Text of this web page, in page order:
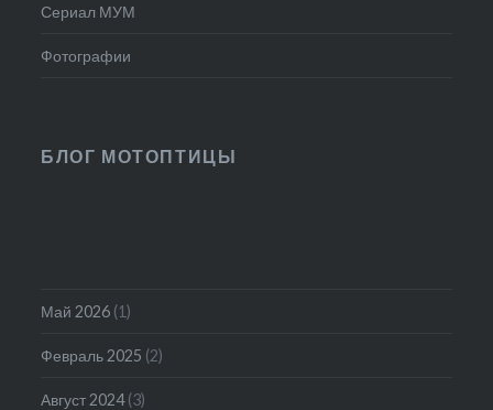
Сериал МУМ
Фотографии
БЛОГ МОТОПТИЦЫ
Май 2026 (1)
Февраль 2025 (2)
Август 2024(3)